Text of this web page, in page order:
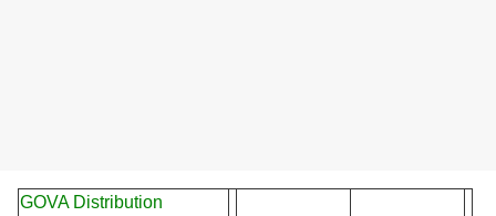
GOVA Distribution